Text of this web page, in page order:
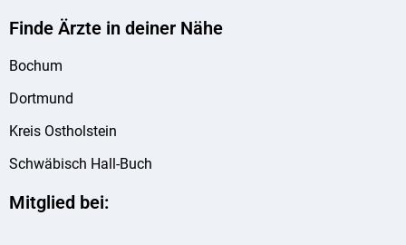
Finde Ärzte in deiner Nähe
Bochum
Dortmund
Kreis Ostholstein
Schwäbisch Hall-Buch
Mitglied bei: